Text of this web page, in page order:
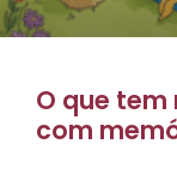
O que tem
com